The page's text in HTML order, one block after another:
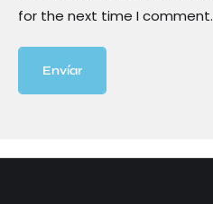
for the next time I comment.
Envíar